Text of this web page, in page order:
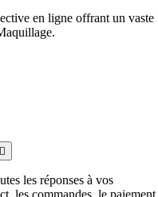
en ligne offrant un vaste

les réponses à vos
les commandes, le paiement,